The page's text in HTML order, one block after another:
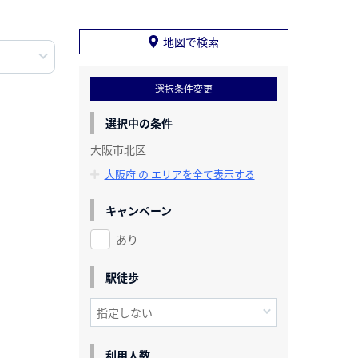
地図で検索
選択条件変更
選択中の条件
大阪市北区
大阪府 の エリアを全て表示する
キャンペーン
あり
駅徒歩
利用人数